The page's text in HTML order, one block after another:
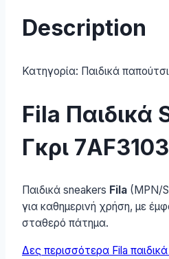
Description
Κατηγορία: Παιδικά
Fila Παιδικά
Γκρι
Παιδικά sneakers Fila (MPN/
για καθημερινή χρήση, με
σταθερό πάτημα.
Δες περισσότερα Fila